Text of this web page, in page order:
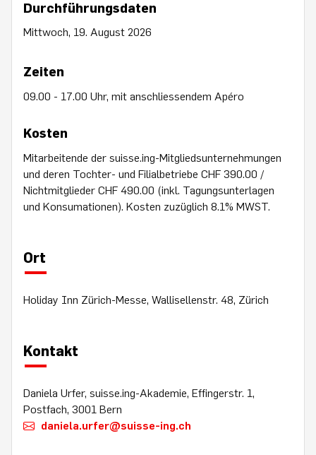
Durchführungsdaten
Mittwoch, 19. August 2026
Zeiten
09.00 - 17.00 Uhr, mit anschliessendem Apéro
Kosten
Mitarbeitende der suisse.ing-Mitgliedsunternehmungen
und deren Tochter- und Filialbetriebe CHF 390.00 /
Nichtmitglieder CHF 490.00 (inkl. Tagungsunterlagen
und Konsumationen). Kosten zuzüglich 8.1% MWST.
Ort
Holiday Inn Zürich-Messe, Wallisellenstr. 48, Zürich
Kontakt
Daniela Urfer, suisse.ing-Akademie, Effingerstr. 1,
Postfach, 3001 Bern
daniela.urfer@suisse-ing.ch